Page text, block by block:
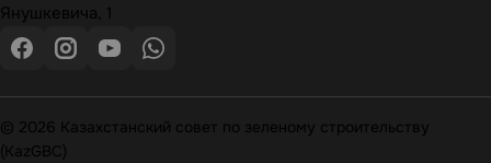
Янушкевича, 1
© 2026 Казахстанский совет по зеленому строительству
(KazGBC)